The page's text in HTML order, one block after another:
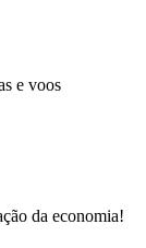
e voos
da economia!